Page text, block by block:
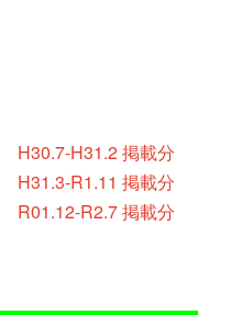
H30.7-H31.2 掲載分
H31.3-R1.11 掲載分
R01.12-R2.7 掲載分